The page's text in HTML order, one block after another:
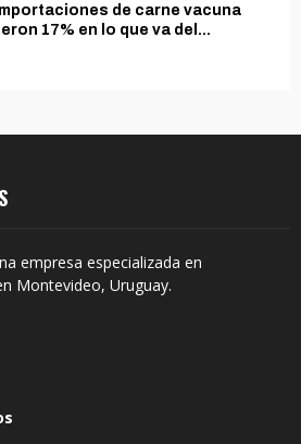
de carne vacuna
17% en lo que va del...
empresa especializada en
Montevideo, Uruguay.